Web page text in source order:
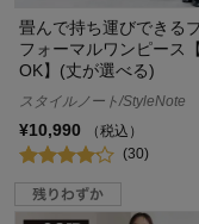
畳んで持ち運びできる
フォーマルワンピース
OK】(丈が選べる)
スタイルノート/StyleNote
¥10,990
（税込）
(30)